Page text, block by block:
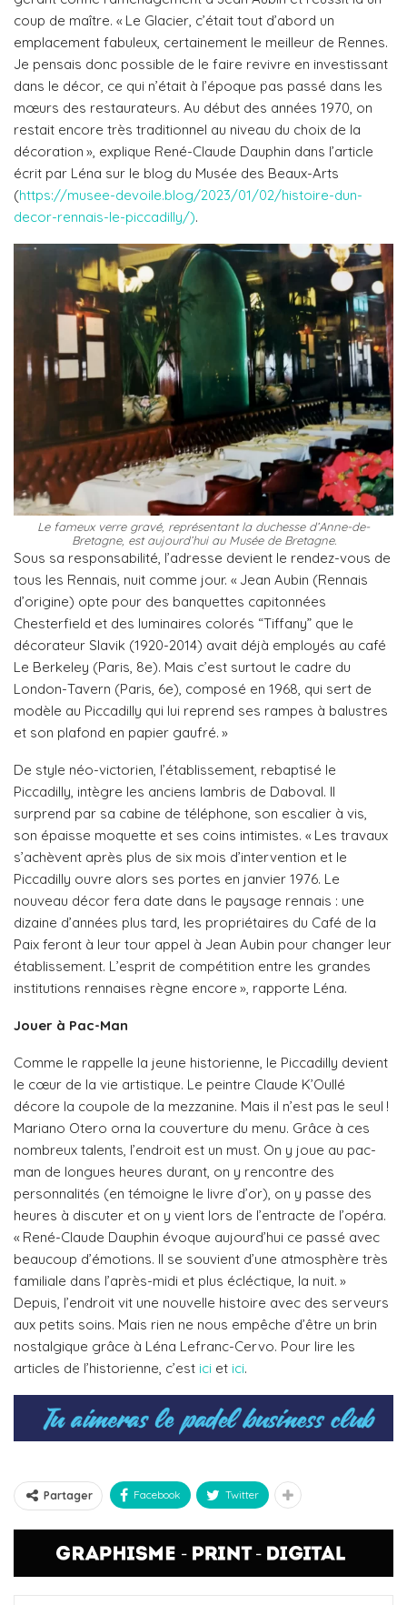
coup de maître. « Le Glacier, c’était tout d’abord un
emplacement fabuleux, certainement le meilleur de Rennes.
Je pensais donc possible de le faire revivre en investissant
dans le décor, ce qui n’était à l’époque pas passé dans les
mœurs des restaurateurs. Au début des années 1970, on
restait encore très traditionnel au niveau du choix de la
décoration », explique René-Claude Dauphin dans l’article
écrit par Léna sur le blog du Musée des Beaux-Arts
(https://musee-devoile.blog/2023/01/02/histoire-dun-
decor-rennais-le-piccadilly/).
Le fameux verre gravé, représentant la duchesse d’Anne-de-
Bretagne, est aujourd’hui au Musée de Bretagne.
Sous sa responsabilité, l’adresse devient le rendez-vous de
tous les Rennais, nuit comme jour. « Jean Aubin (Rennais
d’origine) opte pour des banquettes capitonnées
Chesterfield et des luminaires colorés “Tiffany” que le
décorateur Slavik (1920-2014) avait déjà employés au café
Le Berkeley (Paris, 8e). Mais c’est surtout le cadre du
London-Tavern (Paris, 6e), composé en 1968, qui sert de
modèle au Piccadilly qui lui reprend ses rampes à balustres
et son plafond en papier gaufré. »
De style néo-victorien, l’établissement, rebaptisé le
Piccadilly, intègre les anciens lambris de Daboval. Il
surprend par sa cabine de téléphone, son escalier à vis,
son épaisse moquette et ses coins intimistes. « Les travaux
s’achèvent après plus de six mois d’intervention et le
Piccadilly ouvre alors ses portes en janvier 1976. Le
nouveau décor fera date dans le paysage rennais : une
dizaine d’années plus tard, les propriétaires du Café de la
Paix feront à leur tour appel à Jean Aubin pour changer leur
établissement. L’esprit de compétition entre les grandes
institutions rennaises règne encore », rapporte Léna.
Jouer à Pac-Man
Comme le rappelle la jeune historienne, le Piccadilly devient
le cœur de la vie artistique. Le peintre Claude K’Oullé
décore la coupole de la mezzanine. Mais il n’est pas le seul !
Mariano Otero orna la couverture du menu. Grâce à ces
nombreux talents, l’endroit est un must. On y joue au pac-
man de longues heures durant, on y rencontre des
personnalités (en témoigne le livre d’or), on y passe des
heures à discuter et on y vient lors de l’entracte de l’opéra.
« René-Claude Dauphin évoque aujourd’hui ce passé avec
beaucoup d’émotions. Il se souvient d’une atmosphère très
familiale dans l’après-midi et plus écléctique, la nuit. »
Depuis, l’endroit vit une nouvelle histoire avec des serveurs
aux petits soins. Mais rien ne nous empêche d’être un brin
nostalgique grâce à Léna Lefranc-Cervo. Pour lire les
articles de l’historienne, c’est ici et ici.
Partager Facebook Twitter